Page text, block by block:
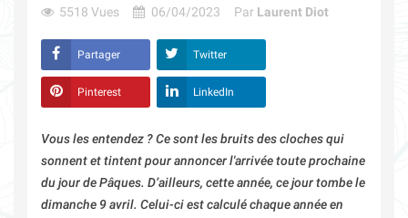
5518 Vues 06/04/2023 Par Laurent Diot
Partager Twitter
Pinterest LinkedIn
Vous les entendez ? Ce sont les bruits des cloches qui
sonnent et tintent pour annoncer l'arrivée toute prochaine
du jour de Pâques. D’ailleurs, cette année, ce jour tombe le
dimanche 9 avril. Celui-ci est calculé chaque année en